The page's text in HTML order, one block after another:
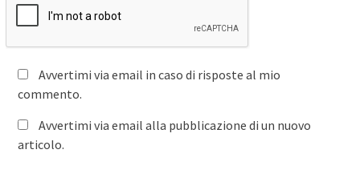
Avvertimi via email in caso di risposte al mio
commento.
Avvertimi via email alla pubblicazione di un nuovo
articolo.